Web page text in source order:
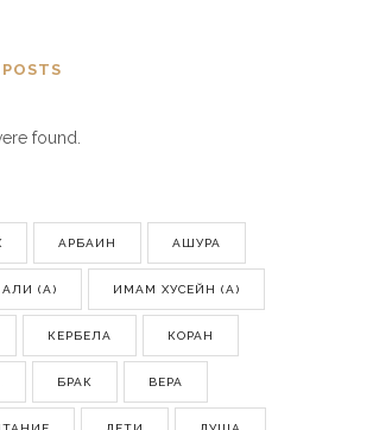
found.
АРБАИН АШУРА
(А) ИМАМ ХУСЕЙН (А)
КЕРБЕЛА КОРАН
БРАК ВЕРА